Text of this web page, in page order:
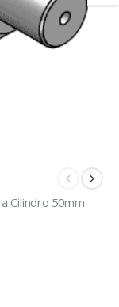
Cilindro 50mm